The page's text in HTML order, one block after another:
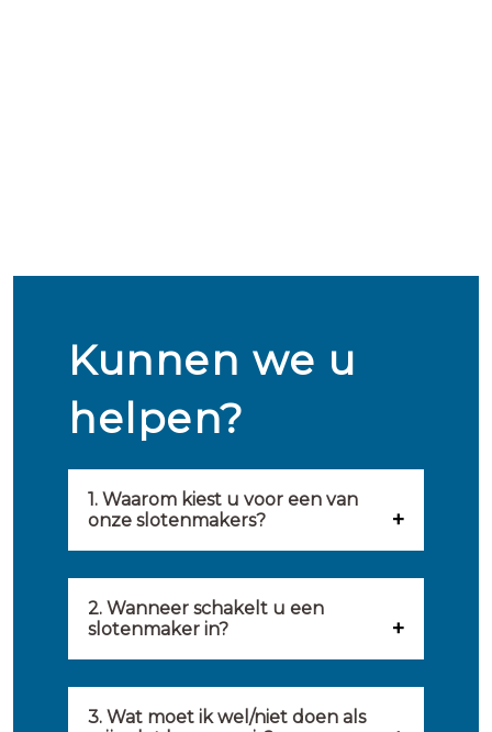
Kunnen we u
helpen?
1. Waarom kiest u voor een van
onze slotenmakers?
geselecteerd op kwaliteit,
partij om u van dienst te zijn.
2. Wanneer schakelt u een
slotenmaker in?
slotenmaker inschakelen
3. Wat moet ik wel/niet doen als